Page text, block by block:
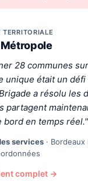
28 communes
unique était un
a résolu les
partagent
bord en temps réel."
services ·
complet →